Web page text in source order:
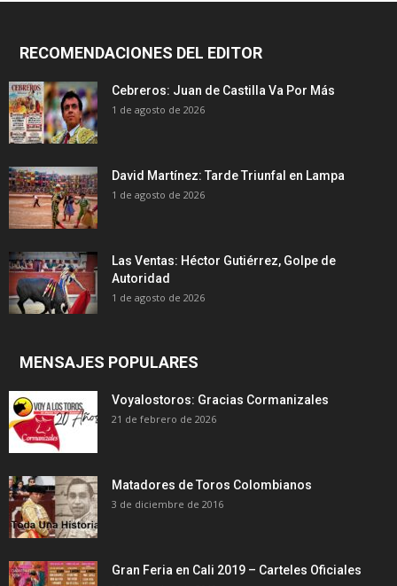
RECOMENDACIONES DEL EDITOR
Cebreros: Juan de Castilla Va Por Más
1 de agosto de 2026
David Martínez: Tarde Triunfal en Lampa
1 de agosto de 2026
Las Ventas: Héctor Gutiérrez, Golpe de
Autoridad
1 de agosto de 2026
MENSAJES POPULARES
Voyalostoros: Gracias Cormanizales
21 de febrero de 2026
Matadores de Toros Colombianos
3 de diciembre de 2016
Gran Feria en Cali 2019 – Carteles Oficiales